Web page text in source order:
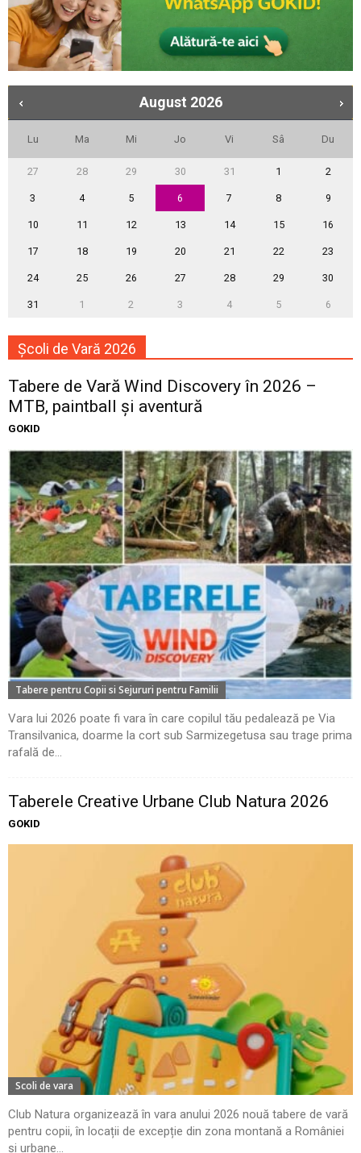
August 2026
Lu Ma Mi Jo Vi Sâ Du
27 28 29 30 31 1 2
3 4 5 6 7 8 9
10 11 12 13 14 15 16
17 18 19 20 21 22 23
24 25 26 27 28 29 30
31 1 2 3 4 5 6
Școli de Vară 2026
Tabere de Vară Wind Discovery în 2026 –
MTB, paintball și aventură
GOKID
Tabere pentru Copii si Sejururi pentru Familii
Vara lui 2026 poate fi vara în care copilul tău pedalează pe Via
Transilvanica, doarme la cort sub Sarmizegetusa sau trage prima
rafală de...
Taberele Creative Urbane Club Natura 2026
GOKID
Scoli de vara
Club Natura organizează în vara anului 2026 nouă tabere de vară
pentru copii, în locații de excepție din zona montană a României
și urbane...